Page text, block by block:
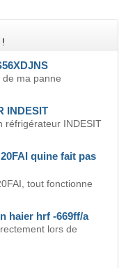
ma panne
INDESIT
réfrigérateur INDESIT
quine fait pas
tout fonctionne
haier hrf -669ff/a
lors de